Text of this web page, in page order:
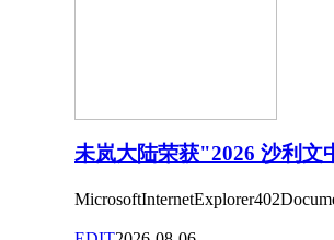
未岚大陆荣获"2026 沙利文